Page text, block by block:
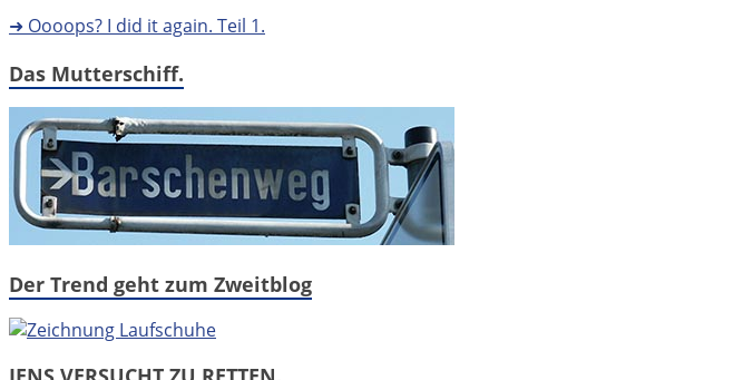
➜ Oooops? I did it again. Teil 1.
Das Mutterschiff.
Der Trend geht zum Zweitblog